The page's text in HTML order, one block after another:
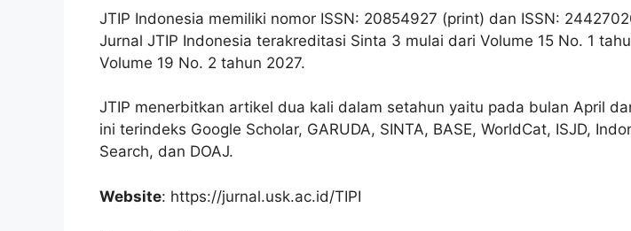
JTIP Indonesia memiliki nomor ISSN: 20854927 (print) dan ISSN:
Jurnal JTIP Indonesia terakreditasi Sinta 3 mulai dari Volume 15 No. 1
Volume 19 No. 2 tahun 2027.
JTIP menerbitkan artikel dua kali dalam setahun yaitu pada bulan April
ini terindeks Google Scholar, GARUDA, SINTA, BASE, WorldCat, ISJD,
Search, dan DOAJ.
Website: https://jurnal.usk.ac.id/TIPI